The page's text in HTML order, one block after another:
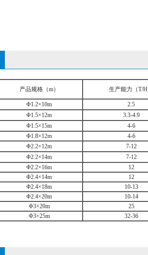
产品规格（m） 生产能力（T/H
Φ1.2×10m 2.5
Φ1.5×12m 3.3-4.9
Φ1.5×15m 4-6
Φ1.8×12m 4-6
Φ2.2×12m 7-12
Φ2.2×14m 7-12
Φ2.2×16m 12
Φ2.4×14m 12
Φ2.4×18m 10-13
Φ2.4×20m 10-14
Φ3×20m 25
Φ3×25m 32-36